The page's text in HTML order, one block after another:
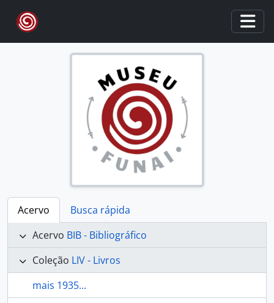
Skip to main content
Acervo
Busca rápida
Acervo BIB - Bibliográfico
Coleção LIV - Livros
mais 1935...